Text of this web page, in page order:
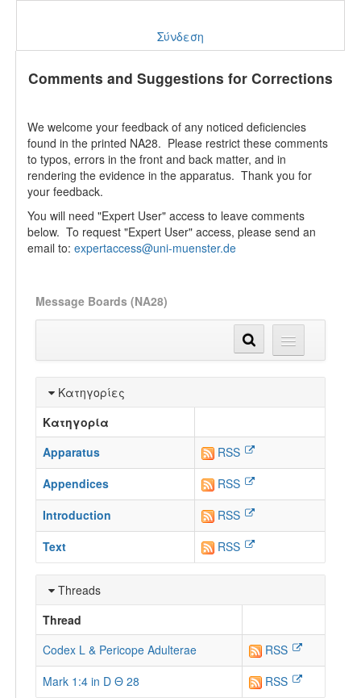
Σύνδεση
Comments and Suggestions for Corrections
We welcome your feedback of any noticed deficiencies
found in the printed NA28. Please restrict these comments
to typos, errors in the front and back matter, and in
rendering the evidence in the apparatus. Thank you for
your feedback.
You will need "Expert User" access to leave comments
below. To request "Expert User" access, please send an
email to: expertaccess@uni-muenster.de
Message Boards (NA28)
Κατηγορίες
Κατηγορία
Apparatus
RSS
Appendices
RSS
Introduction
RSS
Text
RSS
Threads
Thread
Codex L & Pericope Adulterae
RSS
Mark 1:4 in D Θ 28
RSS